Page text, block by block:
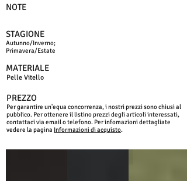
NOTE
STAGIONE
Autunno/Inverno;
Primavera/Estate
MATERIALE
Pelle Vitello
PREZZO
Per garantire un'equa concorrenza, i nostri prezzi sono chiusi al
pubblico. Per ottenere il listino prezzi degli articoli interessati,
contattaci via email o telefono. Per infomazioni dettagliate
vedere la pagina Informazioni di acquisto.